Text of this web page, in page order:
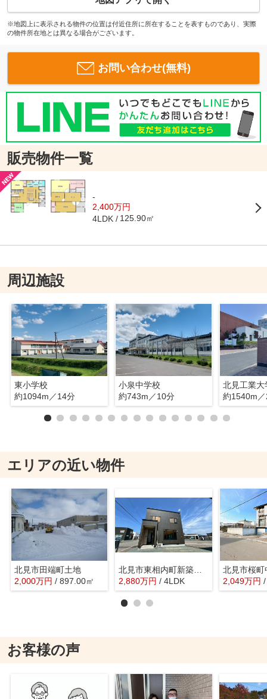
※地図上に表示される物件の位置は付近住所に所在することを表すものであり、実際
の物件所在地とは異なる場合がございます。
お問い合わせ(無料)
販売物件一覧
-
2,400万円
4LDK 125.90㎡
周辺施設
東小学校
約1094m／14分
小泉中学校
約743m／10分
北見工業大
約1540m
エリアの近い物件
北見市田端町土地
2,000万円 / 897.00㎡
北見市東相内町新築住宅
2,880万円 / 4LDK
北見市桜町
2,049万円
お客様の声